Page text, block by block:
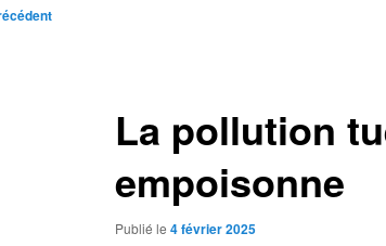
La pollution
empoisonne
Publié le 4 février 2025